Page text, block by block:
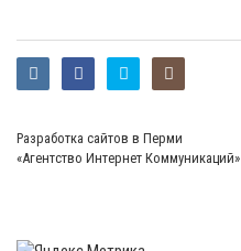
Разработка сайтов в Перми
«Агентство Интернет Коммуникаций»